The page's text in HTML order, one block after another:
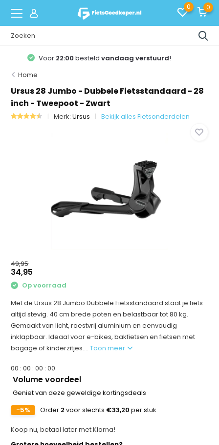
0 0
40 dagenbedenktijd!
Home
Ursus 28 Jumbo - Dubbele Fietsstandaard - 28
inch - Tweepoot - Zwart
Merk:Ursus Bekijk alles Fietsonderdelen
49,95
34,95
Op voorraad
Met de Ursus 28 Jumbo Dubbele Fietsstandaard staat je fiets
altijd stevig. 40 cm brede poten en belastbaar tot 80 kg.
Gemaakt van licht, roestvrij aluminium en eenvoudig
inklapbaar. Ideaal voor e-bikes, bakfietsen en fietsen met
bagage of kinderzitjes....Toon meer
00 :00 :00 :00
Volume voordeel
Geniet van deze geweldige kortingsdeals
-5%
Order 2 voor slechts €33,20 per stuk
Koop nu, betaal later met Klarna!